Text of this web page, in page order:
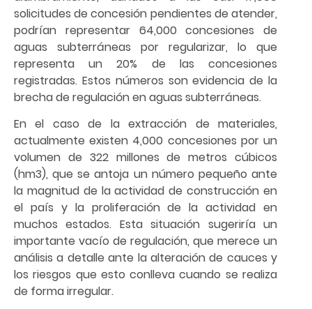
solicitudes de concesión pendientes de atender,
podrían representar 64,000 concesiones de
aguas subterráneas por regularizar, lo que
representa un 20% de las concesiones
registradas. Estos números son evidencia de la
brecha de regulación en aguas subterráneas.
En el caso de la extracción de materiales,
actualmente existen 4,000 concesiones por un
volumen de 322 millones de metros cúbicos
(hm3), que se antoja un número pequeño ante
la magnitud de la actividad de construcción en
el país y la proliferación de la actividad en
muchos estados. Esta situación sugeriría un
importante vacío de regulación, que merece un
análisis a detalle ante la alteración de cauces y
los riesgos que esto conlleva cuando se realiza
de forma irregular.